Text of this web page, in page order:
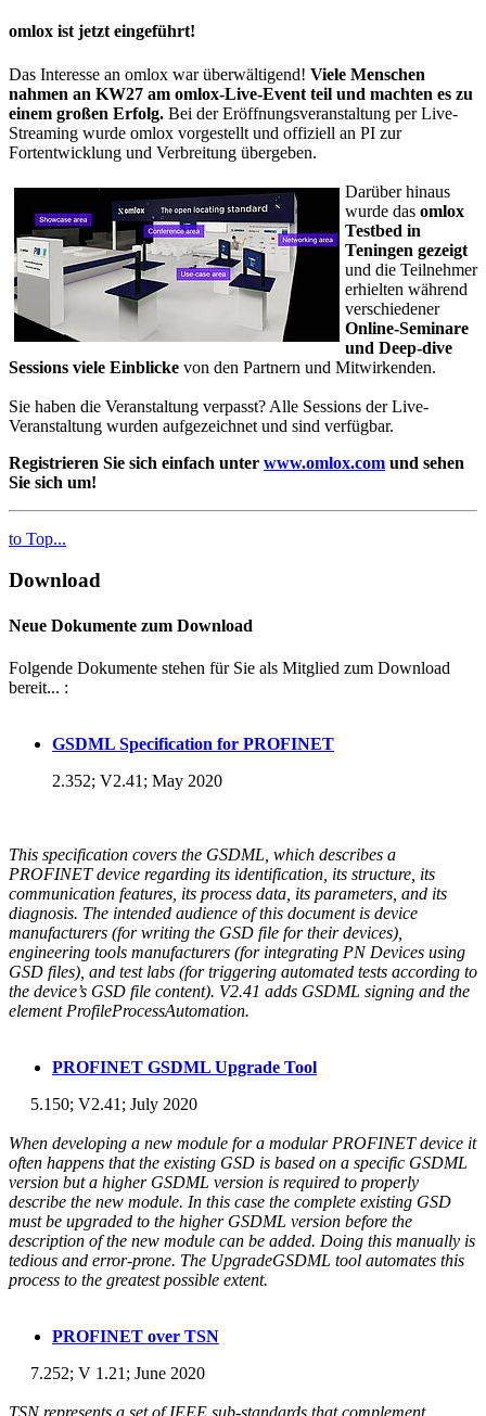
omlox ist jetzt eingeführt!
Das Interesse an omlox war überwältigend! Viele Menschen
nahmen an KW27 am omlox-Live-Event teil und machten es zu
einem großen Erfolg. Bei der Eröffnungsveranstaltung per Live-
Streaming wurde omlox vorgestellt und offiziell an PI zur
Fortentwicklung und Verbreitung übergeben.
Darüber hinaus
wurde das omlox
Testbed in
Teningen gezeigt
und die Teilnehmer
erhielten während
verschiedener
Online-Seminare
und Deep-dive
Sessions viele Einblicke von den Partnern und Mitwirkenden.
Sie haben die Veranstaltung verpasst? Alle Sessions der Live-
Veranstaltung wurden aufgezeichnet und sind verfügbar.
Registrieren Sie sich einfach unter www.omlox.com und sehen
Sie sich um!
to Top...
Download
Neue Dokumente zum Download
Folgende Dokumente stehen für Sie als Mitglied zum Download
bereit... :
GSDML Specification for PROFINET
2.352; V2.41; May 2020
This specification covers the GSDML, which describes a
PROFINET device regarding its identification, its structure, its
communication features, its process data, its parameters, and its
diagnosis. The intended audience of this document is device
manufacturers (for writing the GSD file for their devices),
engineering tools manufacturers (for integrating PN Devices using
GSD files), and test labs (for triggering automated tests according to
the device’s GSD file content). V2.41 adds GSDML signing and the
element ProfileProcessAutomation.
PROFINET GSDML Upgrade Tool
5.150; V2.41; July 2020
When developing a new module for a modular PROFINET device it
often happens that the existing GSD is based on a specific GSDML
version but a higher GSDML version is required to properly
describe the new module. In this case the complete existing GSD
must be upgraded to the higher GSDML version before the
description of the new module can be added. Doing this manually is
tedious and error-prone. The UpgradeGSDML tool automates this
process to the greatest possible extent.
PROFINET over TSN
7.252; V 1.21; June 2020
TSN represents a set of IEEE sub-standards that complement